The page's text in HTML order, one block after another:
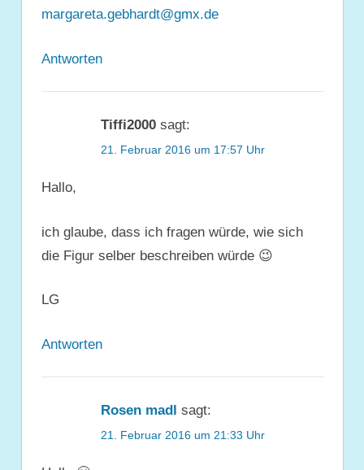
margareta.gebhardt@gmx.de
Antworten
Tiffi2000 sagt:
21. Februar 2016 um 17:57 Uhr
Hallo,
ich glaube, dass ich fragen würde, wie sich
die Figur selber beschreiben würde 😉
LG
Antworten
Rosen madl sagt:
21. Februar 2016 um 21:33 Uhr